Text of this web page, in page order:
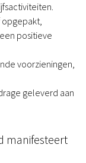
opgepakt,
positieve
voorzieningen,
geleverd aan
manifesteert